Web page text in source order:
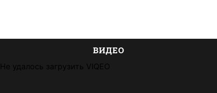
ВИДЕО
Не удалось загрузить VIQEO